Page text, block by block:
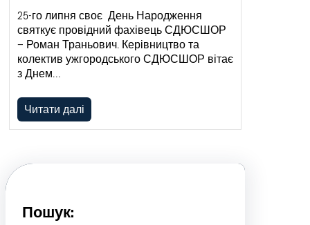
25-го липня своє День Народження
святкує провідний фахівець СДЮСШОР
– Роман Траньович. Керівництво та
колектив ужгородського СДЮСШОР вітає
з Днем…
Читати далі
Пошук: